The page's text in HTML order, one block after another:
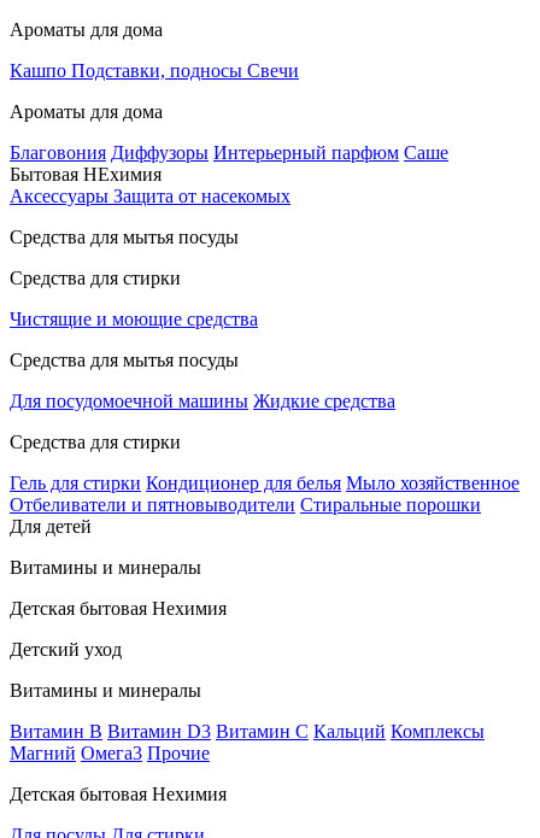
Ароматы для дома
Кашпо Подставки, подносы Свечи
Ароматы для дома
Благовония Диффузоры Интерьерный парфюм Саше
Бытовая НЕхимия
Аксессуары Защита от насекомых
Средства для мытья посуды
Средства для стирки
Чистящие и моющие средства
Средства для мытья посуды
Для посудомоечной машины Жидкие средства
Средства для стирки
Гель для стирки Кондиционер для белья Мыло хозяйственное
Отбеливатели и пятновыводители Стиральные порошки
Для детей
Витамины и минералы
Детская бытовая Нехимия
Детский уход
Витамины и минералы
Витамин В Витамин D3 Витамин С Кальций Комплексы
Магний Омега3 Прочие
Детская бытовая Нехимия